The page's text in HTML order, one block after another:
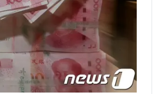
6
용산 거주 일본인 인플
루언서, SNS 라이브방
송 도중 사망
7
삼성전자·SK하이닉스
"주주 환원 의미 있게
확대할 것" 약속